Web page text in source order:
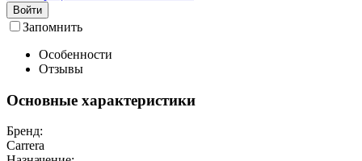
Войти
Запомнить
Особенности
Отзывы
Основные характеристики
Бренд:
Carrera